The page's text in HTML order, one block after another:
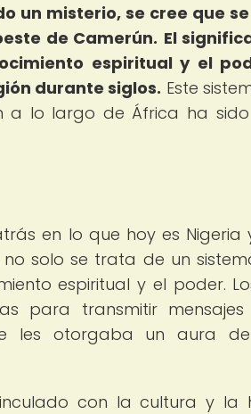
un misterio, se cree que
de Camerún. El
espiritual y el
durante siglos. Este
a lo largo de África ha
en lo que hoy es Nigeria
solo se trata de un
espiritual y el poder.
para transmitir
les otorgaba un aura
con la cultura y la